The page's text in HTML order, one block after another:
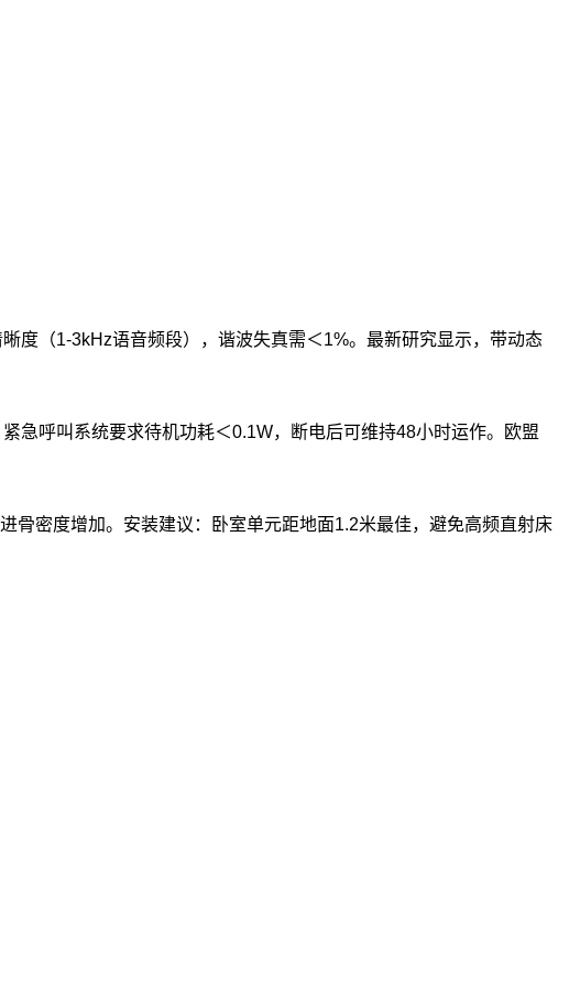
度（1-3kHz语音频段），谐波失真需＜1%。最新研究显示，带动态
呼叫系统要求待机功耗＜0.1W，断电后可维持48小时运作。欧盟
密度增加。安装建议：卧室单元距地面1.2米最佳，避免高频直射床